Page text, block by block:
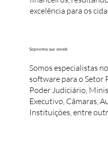
excelência para os
Segmentos que atende
Somos especialistas
software para o Setor
Poder Judiciário,
Executivo, Câmaras,
Instituições, entre